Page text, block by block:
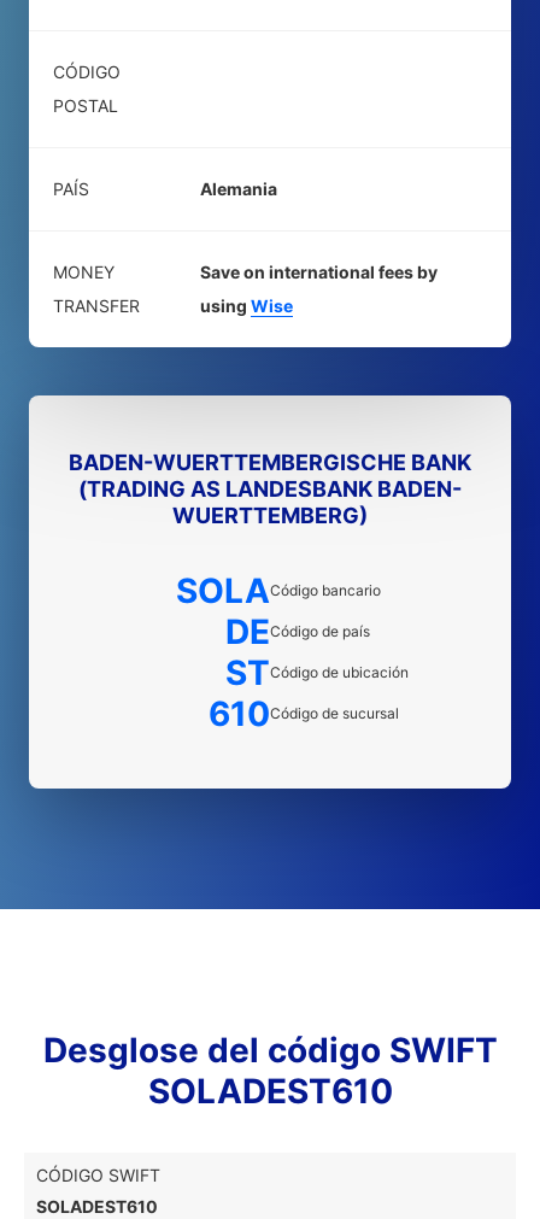
CÓDIGO
POSTAL
PAÍS Alemania
MONEY
TRANSFER
Save on international fees by
using Wise
BADEN-WUERTTEMBERGISCHE BANK
(TRADING AS LANDESBANK BADEN-
WUERTTEMBERG)
SOLACódigo bancario
DECódigo de país
STCódigo de ubicación
610Código de sucursal
Desglose del código SWIFT
SOLADEST610
CÓDIGO SWIFT
SOLADEST610